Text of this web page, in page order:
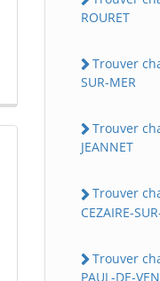
ROURET
Trouver
SUR-MER
Trouver
JEANNET
Trouver
CEZAIRE-
Trouver
PAUL-DE-